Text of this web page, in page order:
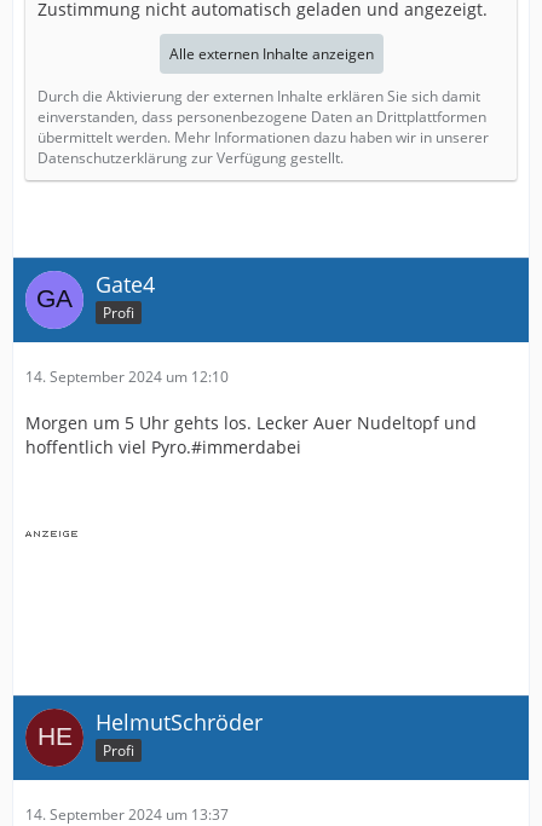
Zustimmung nicht automatisch geladen und angezeigt.
Alle externen Inhalte anzeigen
Durch die Aktivierung der externen Inhalte erklären Sie sich damit
einverstanden, dass personenbezogene Daten an Drittplattformen
übermittelt werden. Mehr Informationen dazu haben wir in unserer
Datenschutzerklärung zur Verfügung gestellt.
Gate4
Profi
14. September 2024 um 12:10
Morgen um 5 Uhr gehts los. Lecker Auer Nudeltopf und
hoffentlich viel Pyro.#immerdabei
HelmutSchröder
Profi
14. September 2024 um 13:37